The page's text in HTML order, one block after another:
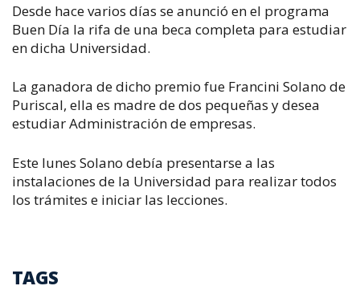
Desde hace varios días se anunció en el programa
Buen Día la rifa de una beca completa para estudiar
en dicha Universidad.
La ganadora de dicho premio fue Francini Solano de
Puriscal, ella es madre de dos pequeñas y desea
estudiar Administración de empresas.
Este lunes Solano debía presentarse a las
instalaciones de la Universidad para realizar todos
los trámites e iniciar las lecciones.
TAGS